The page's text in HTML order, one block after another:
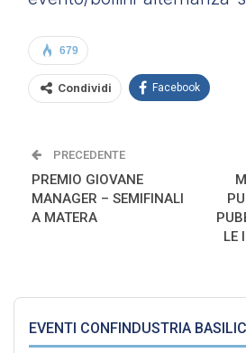
679
Condividi Facebook
PRECEDENTE
PREMIO GIOVANE
MANAGER – SEMIFINALI
A MATERA
LE
EVENTI CONFINDUSTRIA